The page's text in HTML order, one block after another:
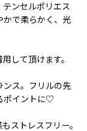
ンセルポリエス
かで柔らかく、光
して頂けます。
ンス。フリルの先
ポイントに♡
ストレスフリー。